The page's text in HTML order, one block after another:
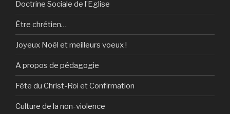
Doctrine Sociale de l’Eglise
Être chrétien…
Joyeux Noël et meilleurs voeux !
A propos de pédagogie
Fête du Christ-Roi et Confirmation
Culture de la non-violence